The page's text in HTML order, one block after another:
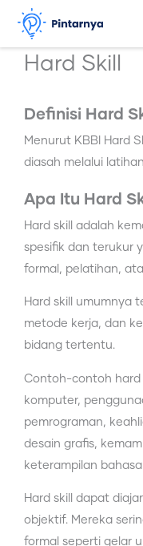
Lewati
kontenHard Skill
Definisi Hard
Menurut KBBI Hard
diasah melalui
Apa Itu Hard
Hard skill adalah
spesifik dan terukur
formal, pelatihan,
Hard skill umumnya
metode kerja, dan
bidang tertentu.
Contoh-contoh hard
komputer,
pemrograman,
desain grafis,
keterampilan bahasa
Hard skill dapat
objektif. Mereka
formal seperti gelar